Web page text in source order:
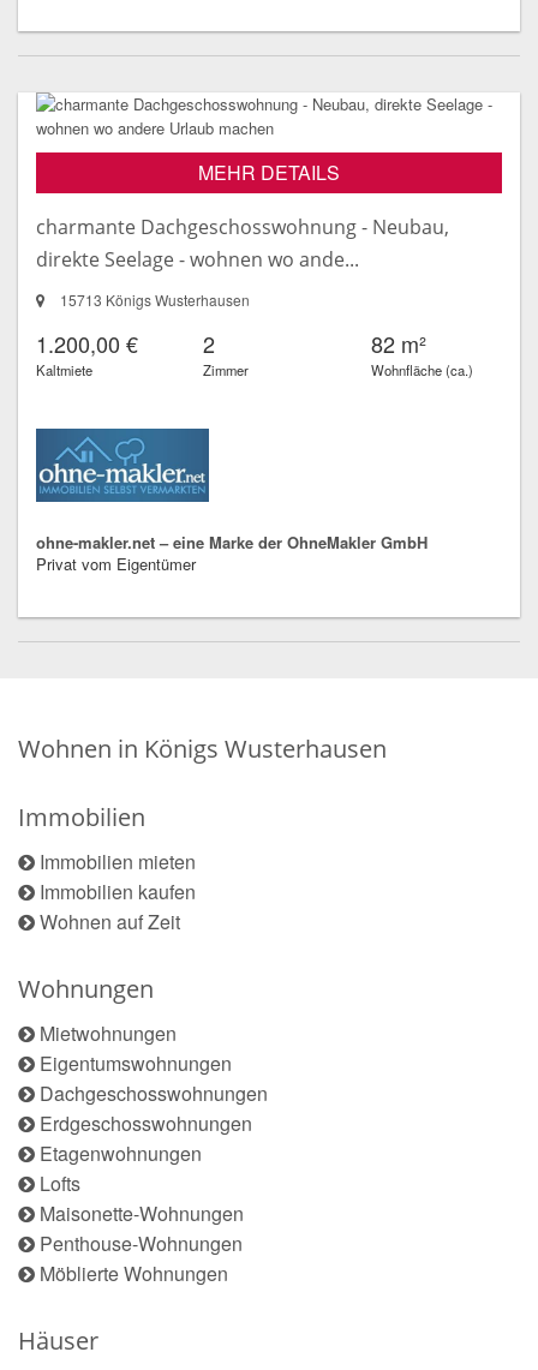
MEHR DETAILS
charmante Dachgeschosswohnung - Neubau,
direkte Seelage - wohnen wo ande...
15713 Königs Wusterhausen
1.200,00 €
Kaltmiete
2
Zimmer
82 m²
Wohnfläche (ca.)
ohne-makler.net – eine Marke der OhneMakler GmbH
Privat vom Eigentümer
Wohnen in Königs Wusterhausen
Immobilien
Immobilien mieten
Immobilien kaufen
Wohnen auf Zeit
Wohnungen
Mietwohnungen
Eigentumswohnungen
Dachgeschosswohnungen
Erdgeschosswohnungen
Etagenwohnungen
Lofts
Maisonette-Wohnungen
Penthouse-Wohnungen
Möblierte Wohnungen
Häuser